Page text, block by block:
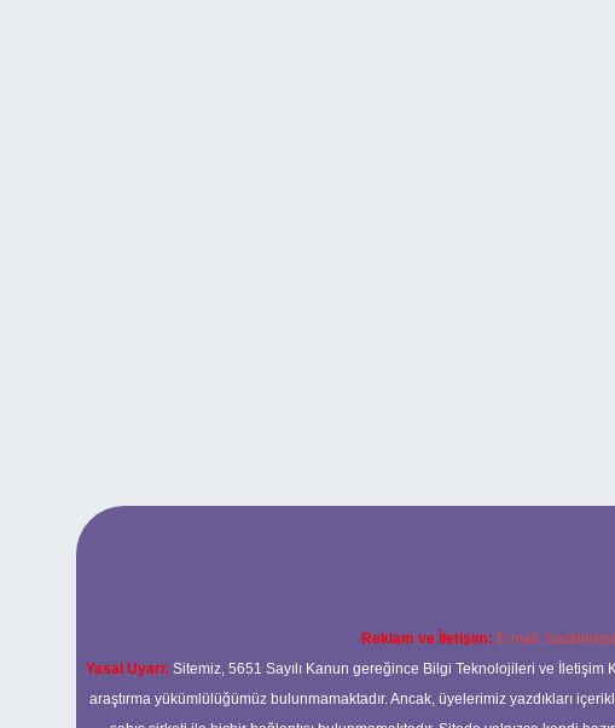
Reklam ve İletişim: E-mail:
Yasal Uyarı: Sitemiz, 5651 Sayılı Kanun gereğince Bilgi Teknolojileri ve
araştırma yükümlülüğümüz bulunmamaktadır. Ancak, üyelerimiz yazdıkları